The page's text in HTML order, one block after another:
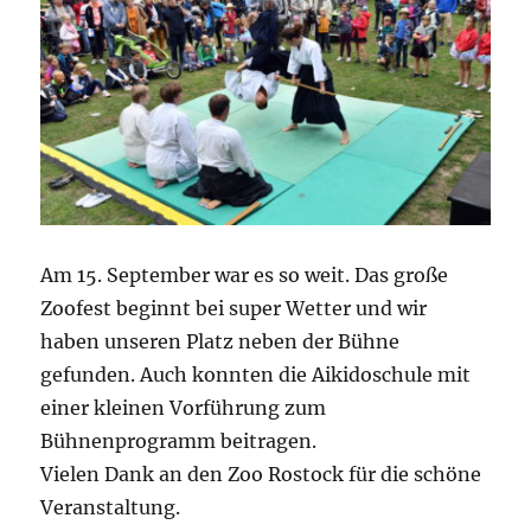
Am 15. September war es so weit. Das große
Zoofest beginnt bei super Wetter und wir
haben unseren Platz neben der Bühne
gefunden. Auch konnten die Aikidoschule mit
einer kleinen Vorführung zum
Bühnenprogramm beitragen.
Vielen Dank an den Zoo Rostock für die schöne
Veranstaltung.